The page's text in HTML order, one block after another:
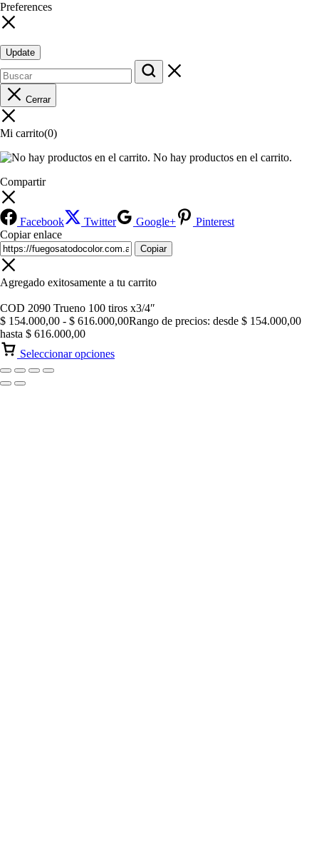
Preferences
Update
Cerrar
Mi carrito(0)
No hay productos en el carrito.
Compartir
Facebook Twitter Google+
Pinterest
Copiar enlace
Copiar
Agregado exitosamente a tu carrito
COD 2090 Trueno 100 tiros x3/4″
$ 154.000,00 - $ 616.000,00Rango de precios: desde $ 154.000,00
hasta $ 616.000,00
Seleccionar opciones